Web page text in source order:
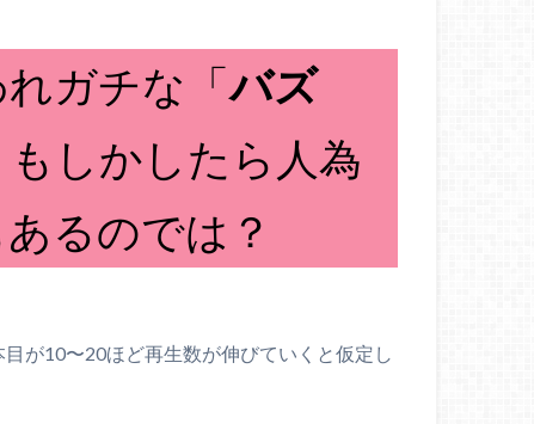
ガチな「バズ
もしかしたら人為
るのでは？
が10〜20ほど再生数が伸びていくと仮定し